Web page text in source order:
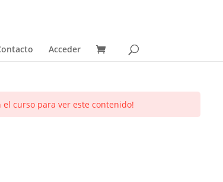
Acceder
el curso para ver este contenido!